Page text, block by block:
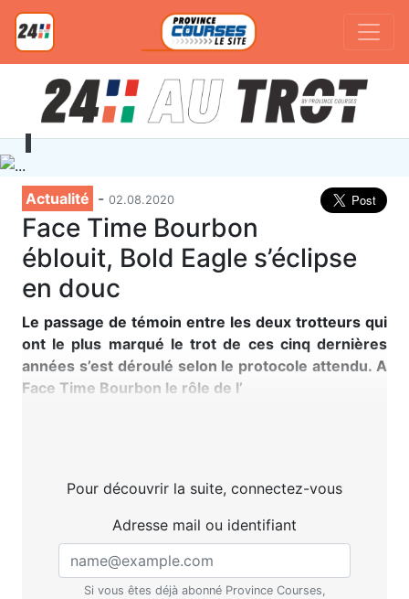
Actualité - 02.08.2020
Face Time Bourbon
éblouit, Bold Eagle s’éclipse
en douc
Le passage de témoin entre les deux trotteurs qui
ont le plus marqué le trot de ces cinq dernières
années s’est déroulé selon le protocole attendu. A
Face Time Bourbon le rôle de l’
Pour découvrir la suite, connectez-vous
Adresse mail ou identifiant
Si vous êtes déjà abonné Province Courses,